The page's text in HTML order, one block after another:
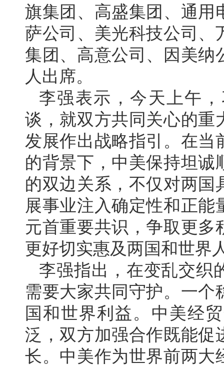
旗集团、高盛集团、通用
萨公司、美光科技公司、
集团、高意公司、因美纳
人出席。
李强表示，今天上午
谈，就双方共同关心的重
发展作出战略指引。在当
的背景下，中美保持坦诚
的双边关系，不仅对两国
展事业注入确定性和正
元首重要共识，争取更多
更好切实惠及两国和世界
李强指出，在变乱交织
需要大家共同守护。一个
国和世界利益。中美经
泛，双方加强合作既能促
长。中美作为世界前两大